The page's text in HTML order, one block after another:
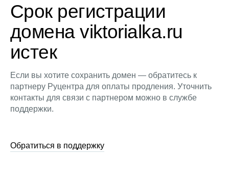
Срок регистрации
домена viktorialka.ru
истек
Если вы хотите сохранить домен — обратитесь к
партнеру Руцентра для оплаты продления. Уточнить
контакты для связи с партнером можно в службе
поддержки.
Обратиться в поддержку